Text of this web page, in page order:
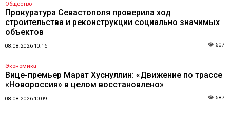
Общество
Прокуратура Севастополя проверила ход
строительства и реконструкции социально значимых
объектов
08.08.2026 10:16 507
Экономика
Вице-премьер Марат Хуснуллин: «Движение по трассе
«Новороссия» в целом восстановлено»
08.08.2026 10:09 587